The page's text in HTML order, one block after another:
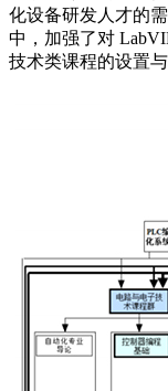
化设备研发人才的
中，加强了对
技术类课程的设置